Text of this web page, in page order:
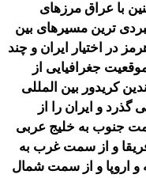
با عراق مرزهای
ترین مسیرهای بین
در اختیار ایران و چند
جغرافیایی از
کریدور بین المللی
و ایران را از
جنوب به خلیج عربی
و از سمت غرب به
و اروپا و از سمت شمال